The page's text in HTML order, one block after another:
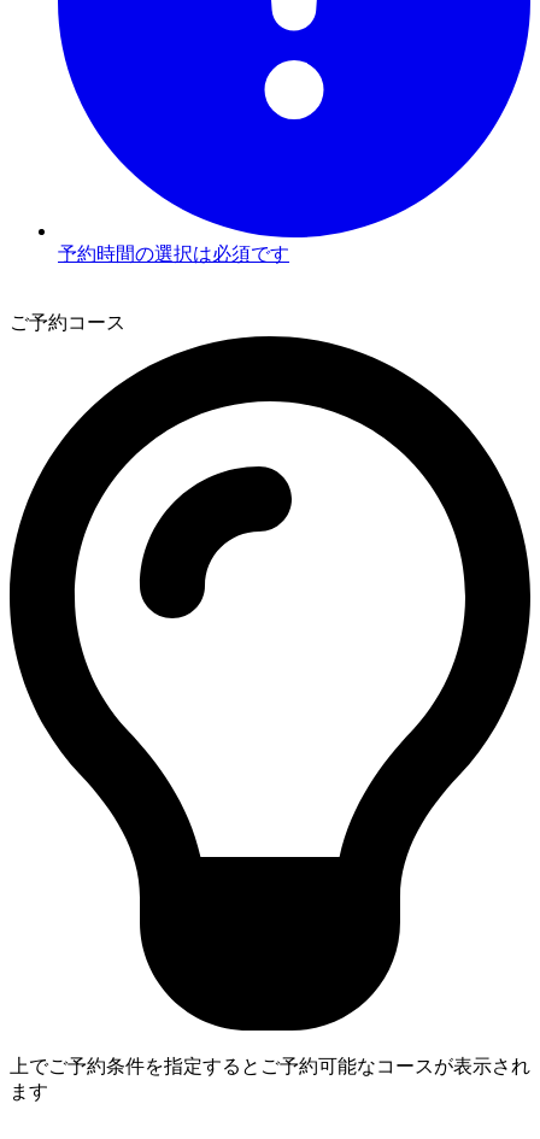
予約時間の選択は必須です
ご予約コース
上でご予約条件を指定するとご予約可能なコースが表示され
ます